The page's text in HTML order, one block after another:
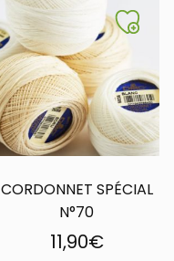
CORDONNET SPÉCIAL
N°70
11,90€